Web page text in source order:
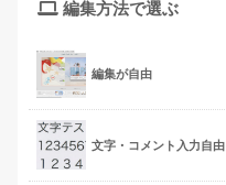
編集方法で選ぶ
編集が自由
文字・コメント入力自由